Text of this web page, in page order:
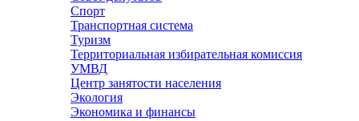
Спорт
Транспортная система
Туризм
Территориальная избирательная комиссия
УМВД
Центр занятости населения
Экология
Экономика и финансы